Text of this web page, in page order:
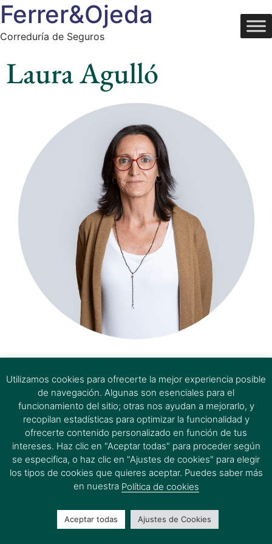
Ferrer&Ojeda
Correduría de Seguros
Laura Agulló
estem aquí
Utilizamos cookies para ofrecerte la mejor experiencia posible
de navegación. Algunas son esenciales para el
funcionamiento del sitio; otras nos ayudan a mejorarlo, y
recopilan estadísticas para optimizar la funcionalidad y
ofrecerte contenido personalizado en función de tus
intereses. Haz clic en "Aceptar todas" para proceder según
se especifica, o haz clic en "Ajustes de cookies" para elegir
los tipos de cookies que quieres aceptar. Puedes saber más
en nuestra Política de cookies
Aceptar todas Ajustes de Cookies